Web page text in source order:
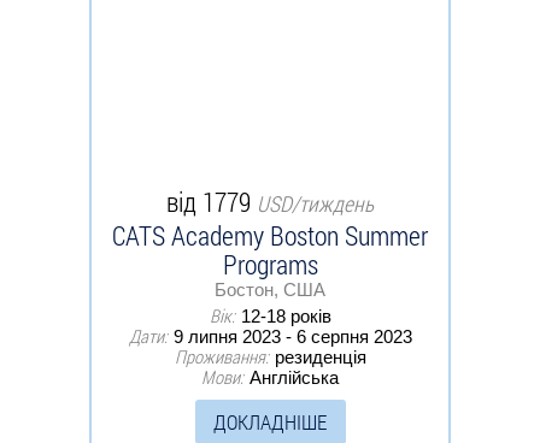
від 1779 USD/тиждень
CATS Academy Boston Summer
Programs
Бостон, США
Вік: 12-18 років
Дати: 9 липня 2023 - 6 серпня 2023
Проживання: резиденція
Мови: Англійська
ДОКЛАДНІШЕ